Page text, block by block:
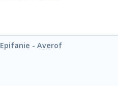
Epifanie - Averof